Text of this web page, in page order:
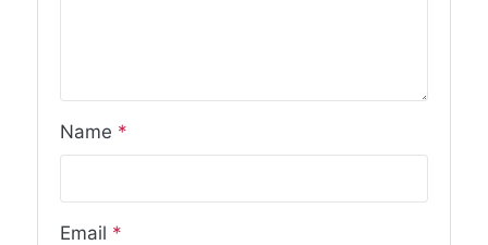
Name *
Email *